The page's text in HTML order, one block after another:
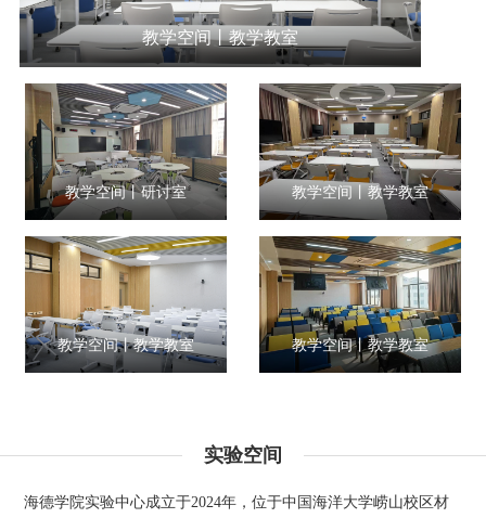
教学空间丨教学教室
教学空间丨研讨室 教学空间丨教学教室
教学空间丨教学教室 教学空间丨教学教室
实验空间
海德学院实验中心成立于2024年，位于中国海洋大学崂山校区材